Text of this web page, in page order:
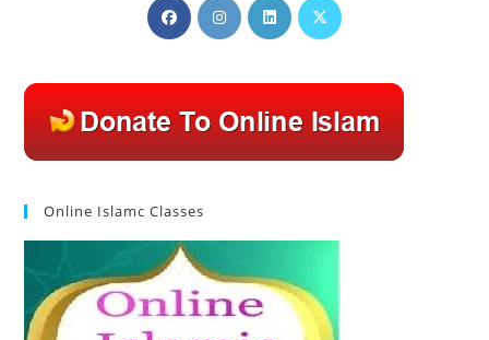
Opens
in
tab
Opens
in
tab
Opens
in
tab
Opens
tab
Online Islamc Classes